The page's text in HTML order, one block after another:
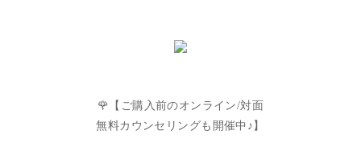
🌹【ご購入前のオンライン/対面
無料カウンセリングも開催中♪】